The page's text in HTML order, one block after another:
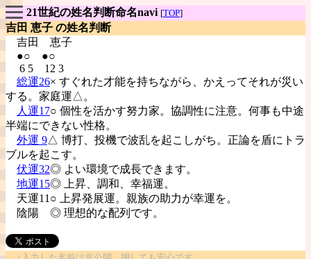
21世紀の姓名判断命名navi [TOP]
吉田 恵子 の姓名判断
吉田 恵子
●○ ●○
6 5 12 3
総運26× すぐれた才能を持ちながら、かえってそれが災い
する。家庭運△。
人運17○ 個性を活かす努力家。協調性に注意。何事も中途
半端にできない性格。
外運 9△ 博打、投機で波乱を起こしがち。正論を盾にトラ
ブルを起こす。
伏運32◎ よい環境で成長できます。
地運15◎ 上昇、調和、幸福運。
天運11○ 上昇発展運。親族の助力が幸運を。
陰陽 ◎ 理想的な配列です。